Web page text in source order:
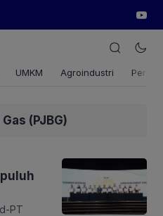
UMKM Agroindustri
(PJBG)
PT